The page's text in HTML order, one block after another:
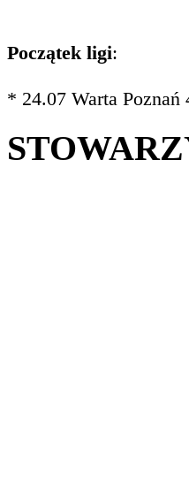
Początek ligi:
* 24.07 Warta Poznań